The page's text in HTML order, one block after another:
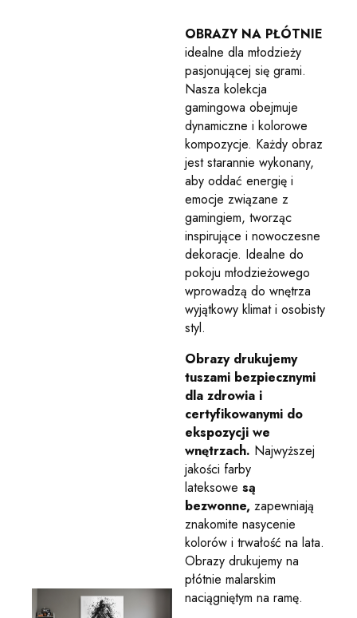
OBRAZY NA PŁÓTNIE
idealne dla młodzieży
pasjonującej się grami.
Nasza kolekcja
gamingowa obejmuje
dynamiczne i kolorowe
kompozycje. Każdy obraz
jest starannie wykonany,
aby oddać energię i
emocje związane z
gamingiem, tworząc
inspirujące i nowoczesne
dekoracje. Idealne do
pokoju młodzieżowego
wprowadzą do wnętrza
wyjątkowy klimat i osobisty
styl.
Obrazy drukujemy
tuszami bezpiecznymi
dla zdrowia i
certyfikowanymi do
ekspozycji we
wnętrzach. Najwyższej
jakości farby
lateksowe są
bezwonne, zapewniają
znakomite nasycenie
kolorów i trwałość na lata.
Obrazy drukujemy na
płótnie malarskim
naciągniętym na ramę.